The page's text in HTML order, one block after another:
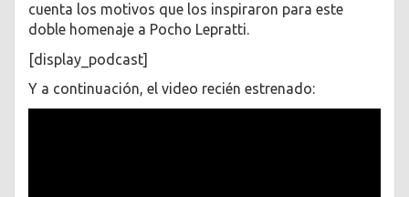
cuenta los motivos que los inspiraron para este
doble homenaje a Pocho Lepratti.
[display_podcast]
Y a continuación, el video recién estrenado: